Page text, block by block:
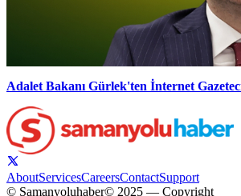
Adalet Bakanı Gürlek'ten İnternet
AboutServicesCareersContactSupport
© Samanyoluhaber© 2025 — Copyright